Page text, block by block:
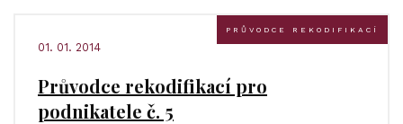
PRŮVODCE REKODIFIKACÍ
01. 01. 2014
Průvodce rekodifikací pro
podnikatele č. 5